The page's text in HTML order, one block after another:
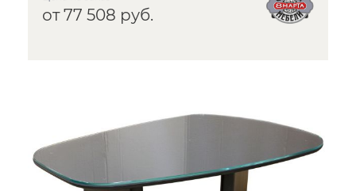
от 77 508 руб.